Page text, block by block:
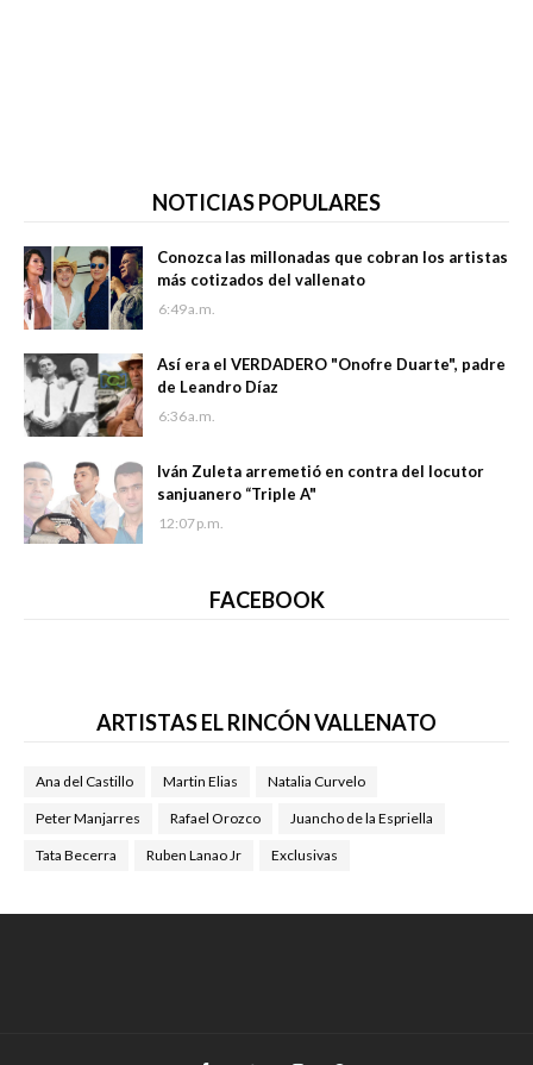
NOTICIAS POPULARES
Conozca las millonadas que cobran los artistas
más cotizados del vallenato
6:49 a.m.
Así era el VERDADERO "Onofre Duarte", padre
de Leandro Díaz
6:36 a.m.
Iván Zuleta arremetió en contra del locutor
sanjuanero “Triple A"
12:07 p.m.
FACEBOOK
ARTISTAS EL RINCÓN VALLENATO
Ana del Castillo Martin Elias Natalia Curvelo
Peter Manjarres Rafael Orozco Juancho de la Espriella
Tata Becerra Ruben Lanao Jr Exclusivas